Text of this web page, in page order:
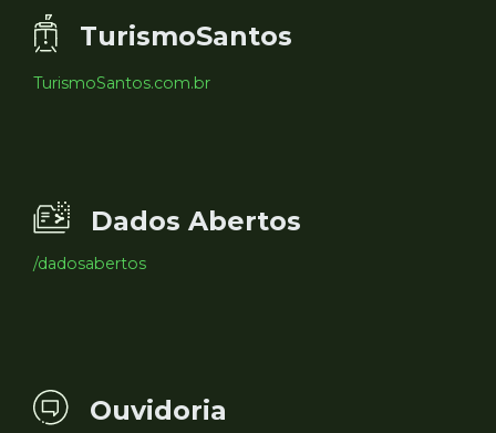
TurismoSantos
TurismoSantos.com.br
Dados Abertos
/dadosabertos
Ouvidoria